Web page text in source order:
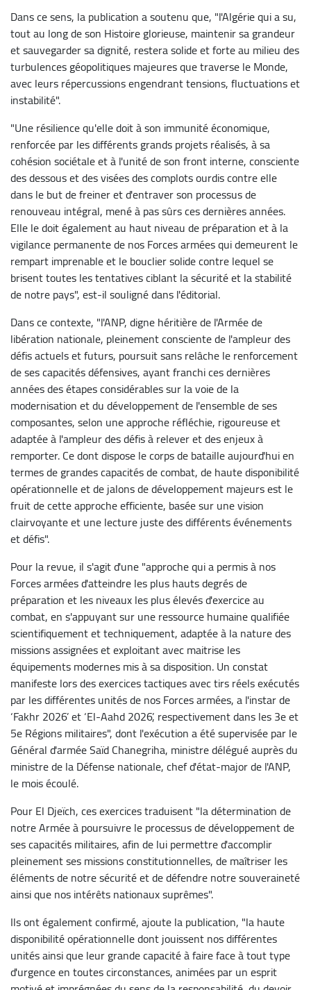
Dans ce sens, la publication a soutenu que, "l'Algérie qui a su,
tout au long de son Histoire glorieuse, maintenir sa grandeur
et sauvegarder sa dignité, restera solide et forte au milieu des
turbulences géopolitiques majeures que traverse le Monde,
avec leurs répercussions engendrant tensions, fluctuations et
instabilité".
"Une résilience qu'elle doit à son immunité économique,
renforcée par les différents grands projets réalisés, à sa
cohésion sociétale et à l'unité de son front interne, consciente
des dessous et des visées des complots ourdis contre elle
dans le but de freiner et d'entraver son processus de
renouveau intégral, mené à pas sûrs ces dernières années.
Elle le doit également au haut niveau de préparation et à la
vigilance permanente de nos Forces armées qui demeurent le
rempart imprenable et le bouclier solide contre lequel se
brisent toutes les tentatives ciblant la sécurité et la stabilité
de notre pays", est-il souligné dans l'éditorial.
Dans ce contexte, "l'ANP, digne héritière de l'Armée de
libération nationale, pleinement consciente de l'ampleur des
défis actuels et futurs, poursuit sans relâche le renforcement
de ses capacités défensives, ayant franchi ces dernières
années des étapes considérables sur la voie de la
modernisation et du développement de l'ensemble de ses
composantes, selon une approche réfléchie, rigoureuse et
adaptée à l'ampleur des défis à relever et des enjeux à
remporter. Ce dont dispose le corps de bataille aujourd'hui en
termes de grandes capacités de combat, de haute disponibilité
opérationnelle et de jalons de développement majeurs est le
fruit de cette approche efficiente, basée sur une vision
clairvoyante et une lecture juste des différents événements
et défis".
Pour la revue, il s'agit d'une "approche qui a permis à nos
Forces armées d'atteindre les plus hauts degrés de
préparation et les niveaux les plus élevés d'exercice au
combat, en s'appuyant sur une ressource humaine qualifiée
scientifiquement et techniquement, adaptée à la nature des
missions assignées et exploitant avec maitrise les
équipements modernes mis à sa disposition. Un constat
manifeste lors des exercices tactiques avec tirs réels exécutés
par les différentes unités de nos Forces armées, a l'instar de
‘Fakhr 2026’ et ‘El-Aahd 2026’, respectivement dans les 3e et
5e Régions militaires", dont l'exécution a été supervisée par le
Général d'armée Saïd Chanegriha, ministre délégué auprès du
ministre de la Défense nationale, chef d'état-major de l'ANP,
le mois écoulé.
Pour El Djeïch, ces exercices traduisent "la détermination de
notre Armée à poursuivre le processus de développement de
ses capacités militaires, afin de lui permettre d'accomplir
pleinement ses missions constitutionnelles, de maîtriser les
éléments de notre sécurité et de défendre notre souveraineté
ainsi que nos intérêts nationaux suprêmes".
Ils ont également confirmé, ajoute la publication, "la haute
disponibilité opérationnelle dont jouissent nos différentes
unités ainsi que leur grande capacité à faire face à tout type
d'urgence en toutes circonstances, animées par un esprit